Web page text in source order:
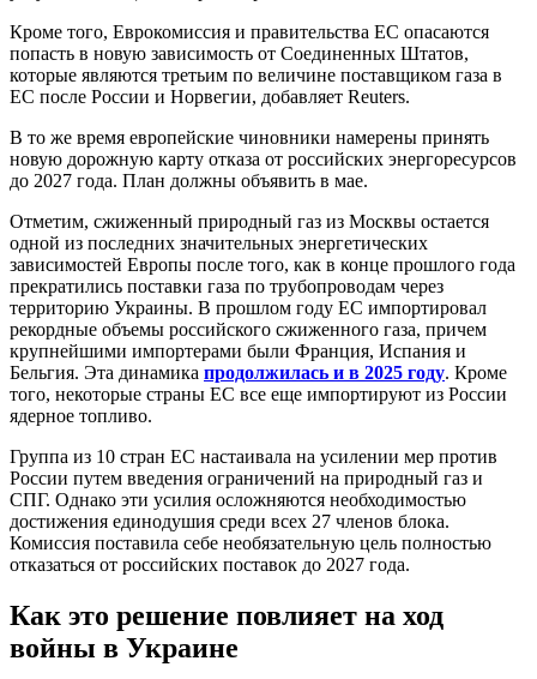
Кроме того, Еврокомиссия и правительства ЕС опасаются
попасть в новую зависимость от Соединенных Штатов,
которые являются третьим по величине поставщиком газа в
ЕС после России и Норвегии, добавляет Reuters.
В то же время европейские чиновники намерены принять
новую дорожную карту отказа от российских энергоресурсов
до 2027 года. План должны объявить в мае.
Отметим, сжиженный природный газ из Москвы остается
одной из последних значительных энергетических
зависимостей Европы после того, как в конце прошлого года
прекратились поставки газа по трубопроводам через
территорию Украины. В прошлом году ЕС импортировал
рекордные объемы российского сжиженного газа, причем
крупнейшими импортерами были Франция, Испания и
Бельгия. Эта динамика продолжилась и в 2025 году. Кроме
того, некоторые страны ЕС все еще импортируют из России
ядерное топливо.
Группа из 10 стран ЕС настаивала на усилении мер против
России путем введения ограничений на природный газ и
СПГ. Однако эти усилия осложняются необходимостью
достижения единодушия среди всех 27 членов блока.
Комиссия поставила себе необязательную цель полностью
отказаться от российских поставок до 2027 года.
Как это решение повлияет на ход
войны в Украине